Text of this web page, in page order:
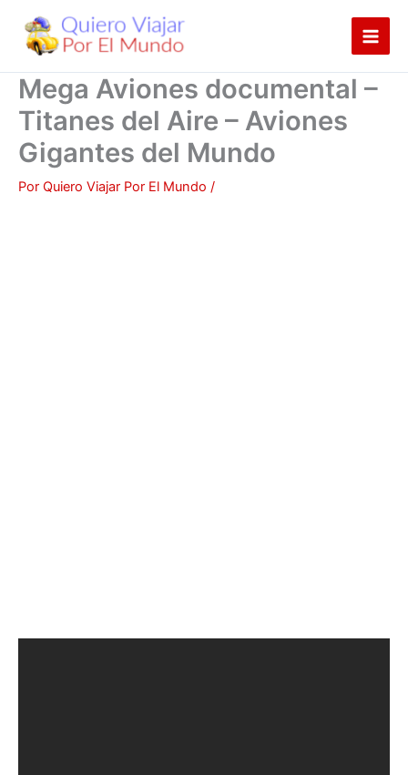
contenido
Mega Aviones documental –
Titanes del Aire – Aviones
Gigantes del Mundo
Por Quiero Viajar Por El Mundo /